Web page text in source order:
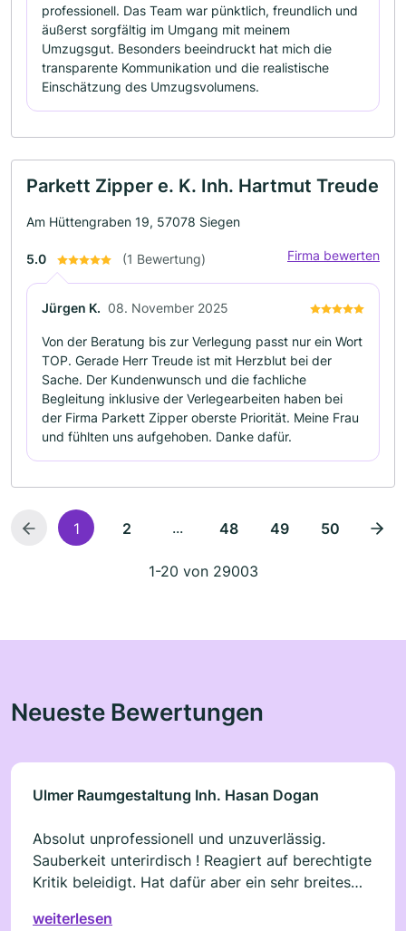
professionell. Das Team war pünktlich, freundlich und
äußerst sorgfältig im Umgang mit meinem
Umzugsgut. Besonders beeindruckt hat mich die
transparente Kommunikation und die realistische
Einschätzung des Umzugsvolumens.
Parkett Zipper e. K. Inh. Hartmut Treude
Am Hüttengraben 19, 57078 Siegen
5.0 (1 Bewertung) Firma bewerten
Jürgen K. 08. November 2025
Von der Beratung bis zur Verlegung passt nur ein Wort
TOP. Gerade Herr Treude ist mit Herzblut bei der
Sache. Der Kundenwunsch und die fachliche
Begleitung inklusive der Verlegearbeiten haben bei
der Firma Parkett Zipper oberste Priorität. Meine Frau
und fühlten uns aufgehoben. Danke dafür.
1 2 ... 48 49 50
1-20 von 29003
Neueste Bewertungen
Ulmer Raumgestaltung Inh. Hasan Dogan
Absolut unprofessionell und unzuverlässig.
Sauberkeit unterirdisch ! Reagiert auf berechtigte
Kritik beleidigt. Hat dafür aber ein sehr breites
weiterlesen